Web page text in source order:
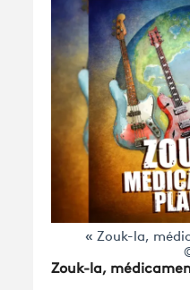
« Zouk-la,
Zouk-la,